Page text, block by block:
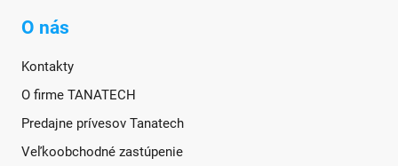
O nás
Kontakty
O firme TANATECH
Predajne prívesov Tanatech
Veľkoobchodné zastúpenie